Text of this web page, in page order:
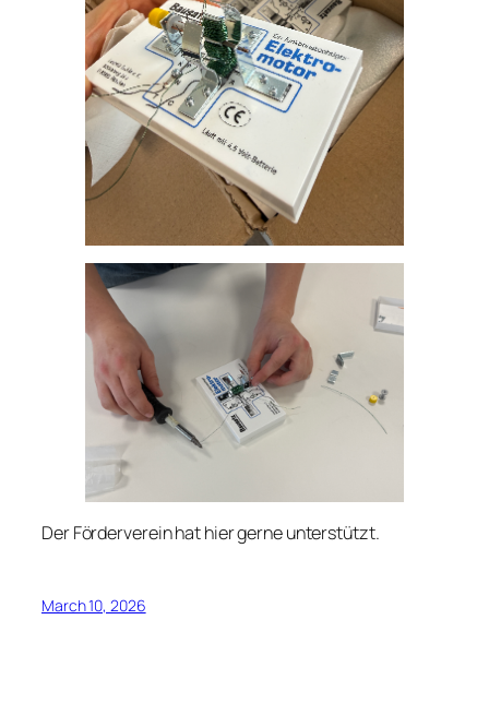
Der Förderverein hat hier gerne unterstützt.
March 10, 2026